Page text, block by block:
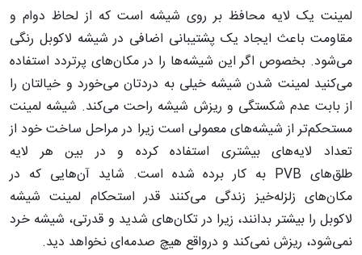
لمینت یک لایه محافظ بر روی شیشه است که از لحاظ دوام و
مقاومت باعث ایجاد یک پشتیبانی اضافی در شیشه لاکوبل رنگی
می‌شود. بخصوص اگر این شیشه‌ها را در مکان‌های پرتردد استفاده
می‌کنید لمینت شدن شیشه خیلی به دردتان می‌خورد و خیالتان را
از بابت عدم شکستگی و ریزش شیشه راحت می‌کند. شیشه لمینت
مستحکم‌تر از شیشه‌های معمولی است زیرا در مراحل ساخت خود از
تعداد لایه‌های بیشتری استفاده کرده و در بین هر لایه
طلق‌های PVB به کار برده شده است. شاید آن‌هایی که در
مکان‌های زلزله‌خیز زندگی می‌کنند قدر استحکام لمینت شیشه
لاکوبل را بیشتر بدانند، زیرا در تکان‌های شدید و قدرتی، شیشه خرد
نمی‌شود، ریزش نمی‌کند و درواقع هیچ صدمه‌ای نخواهد دید.